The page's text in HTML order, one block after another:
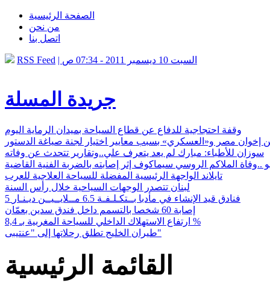
الصفحة الرئيسية
من نحن
اتصل بنا
RSS Feed | السبت 10 ديسمبر 2011 - 07:34 ص
جريدة المسلة
وقفة احتجاجية للدفاع عن قطاع السياحة بميدان الرماية اليوم
إخوان مصر و«العسكري» بسبب معايير اختيار لجنة صياغة الدستور
سوزان للأطباء: مبارك لم يعد يتعرف علي..وتقارير تتحدث عن وفاته
..وفاة الملاكم الروسي سيماكوف إثر إصابته بالضربة الفنية القاضية
تايلاند الواجهة الرئيسية المفضلة للسياحة العلاجية للعرب
لبنان تتصدر الوجهات السياحية خلال رأس السنة
5 فنادق قيد الإنشاء في مأدبا بــتكـلـفـة 6.5 مــلايــيــن ديـنـار
إصابة 60 شخصا بالتسمم داخل فندق سدين بعمّان
ارتفاع الاستهلاك الداخلي للسياحة المغربية بـ 8,4 %
طيران الخليج تطلق رحلاتها إلى "عنتيبى"
القائمة الرئيسية